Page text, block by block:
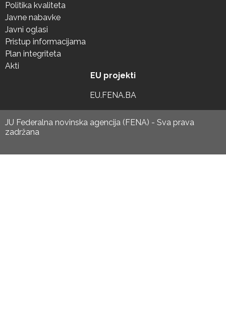
Politika kvaliteta
Javne nabavke
Javni oglasi
Pristup informacijama
Plan integriteta
Akti
EU projekti
EU.FENA.BA
JU Federalna novinska agencija (FENA) - Sva prava
zadržana